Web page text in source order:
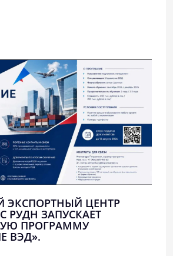
ЭКСПОРТНЫЙ ЦЕНТР
РУДН ЗАПУСКАЕТ
ПРОГРАММУ
ВЭД».